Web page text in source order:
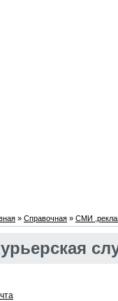
» Справочная » СМИ